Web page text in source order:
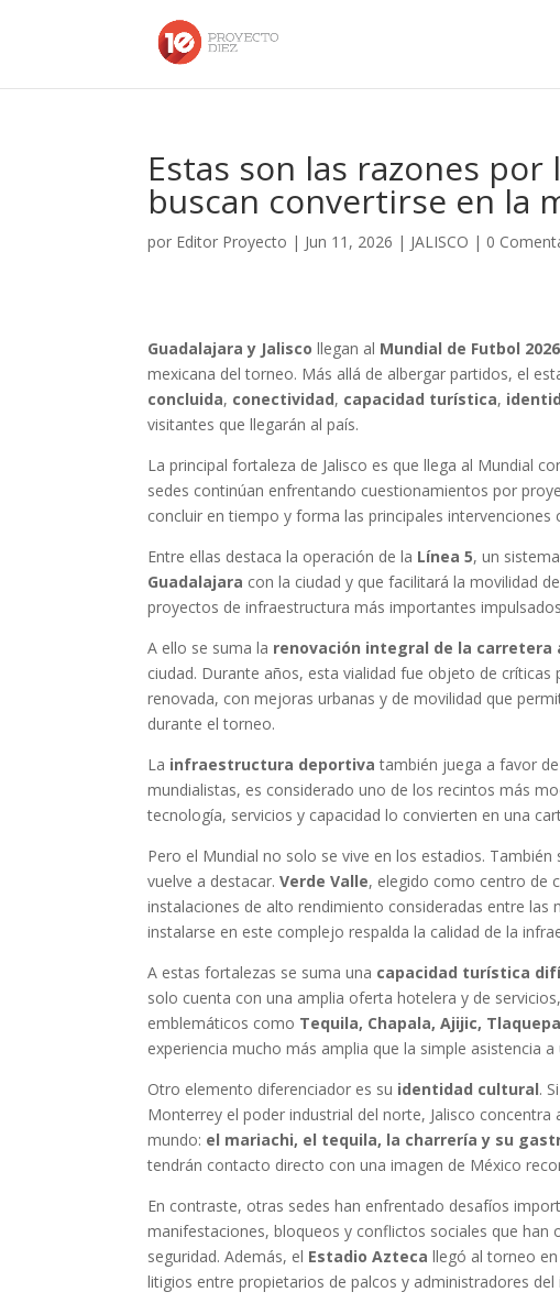
Estas son las razones por
buscan convertirse en la
por Editor Proyecto | Jun 11, 2026 | JALISCO | 0
Guadalajara y Jalisco llegan al Mundial de Futbol 2026
mexicana del torneo. Más allá de albergar partidos, el
concluida, conectividad, capacidad turística,
visitantes que llegarán al país.
La principal fortaleza de Jalisco es que llega al Mundial
sedes continúan enfrentando cuestionamientos por
concluir en tiempo y forma las principales
Entre ellas destaca la operación de la Línea 5, un
Guadalajara con la ciudad y que facilitará la movilidad
proyectos de infraestructura más importantes
A ello se suma la renovación integral de la carretera
ciudad. Durante años, esta vialidad fue objeto de
renovada, con mejoras urbanas y de movilidad que
durante el torneo.
La infraestructura deportiva también juega a favor de
mundialistas, es considerado uno de los recintos más
tecnología, servicios y capacidad lo convierten en una
Pero el Mundial no solo se vive en los estadios.
vuelve a destacar.Verde Valle, elegido como centro de
instalaciones de alto rendimiento consideradas entre las
instalarse en este complejo respalda la calidad de la
A estas fortalezas se suma una capacidad turística
solo cuenta con una amplia oferta hotelera y de
emblemáticos como Tequila, Chapala, Ajijic,
experiencia mucho más amplia que la simple asistencia
Otro elemento diferenciador es su identidad cultural.
Monterrey el poder industrial del norte, Jalisco
mundo: el mariachi, el tequila, la charrería y su
tendrán contacto directo con una imagen de México
En contraste, otras sedes han enfrentado desafíos
manifestaciones, bloqueos y conflictos sociales que
seguridad. Además, el Estadio Azteca llegó al torneo
litigios entre propietarios de palcos y administradores del